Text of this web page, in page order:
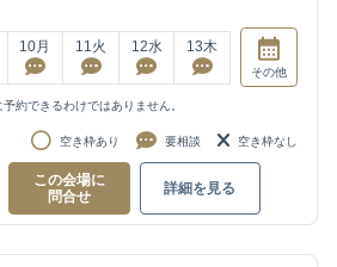
10月 11 火 12水 13木
その他
約できるわけではありません。
空き枠あり 要相談 空き枠なし
この会場に
問合せ
詳細を見る